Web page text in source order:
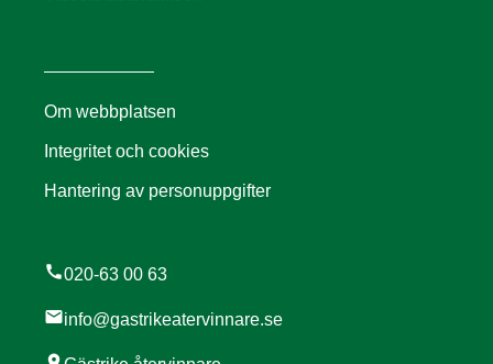
Om webbplatsen
Integritet och cookies
Hantering av personuppgifter
call020-63 00 63
mailinfo@gastrikeatervinnare.se